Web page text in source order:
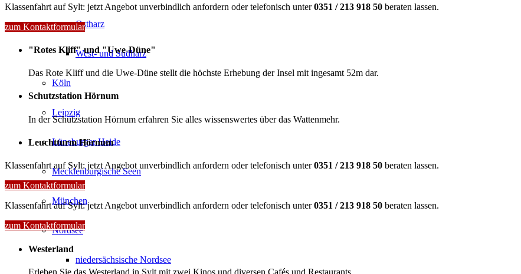
Ostharz
West- und Südharz
Köln
Leipzig
Lüneburger Heide
Mecklenburgische Seen
München
Nordsee
niedersächsische Nordsee
Klassenfahrt auf Sylt: jetzt Angebot unverbindlich anfordern oder telefonisch unter0351 / 213 918 50 beraten lassen.
zum Kontaktformular
"Rotes Kliff" und "Uwe-Düne"
Das Rote Kliff und die Uwe-Düne stellt die höchste Erhebung der Insel mit ingesamt 52m dar.
Schutzstation Hörnum
In der Schutzstation Hörnum erfahren Sie alles wissenswertes über das Wattenmehr.
Leuchtturm Hörnum
Klassenfahrt auf Sylt: jetzt Angebot unverbindlich anfordern oder telefonisch unter0351 / 213 918 50 beraten lassen.
zum Kontaktformular
Klassenfahrt auf Sylt: jetzt Angebot unverbindlich anfordern oder telefonisch unter0351 / 213 918 50 beraten lassen.
zum Kontaktformular
Westerland
Erleben Sie das Westerland in Sylt mit zwei Kinos und diversen Cafés und Restaurants